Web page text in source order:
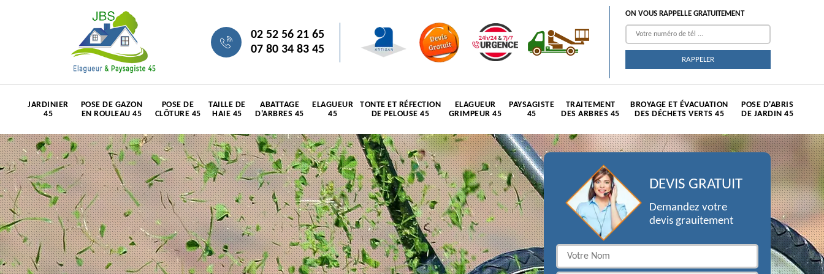
02 52 56 21 65
07 80 34 83 45
ON VOUS RAPPELLE GRATUITEMENT
JARDINIER
45
POSE DE GAZON
EN ROULEAU 45
POSE DE
CLÔTURE 45
TAILLE DE
HAIE 45
ABATTAGE
D'ARBRES 45
ELAGUEUR
45
TONTE ET RÉFECTION
DE PELOUSE 45
ELAGUEUR
GRIMPEUR 45
PAYSAGISTE
45
TRAITEMENT
DES ARBRES 45
BROYAGE ET ÉVACUATION
DES DÉCHETS VERTS 45
POSE D'ABRIS
DE JARDIN 45
DEVIS GRATUIT
Demandez votre
devis grauitement